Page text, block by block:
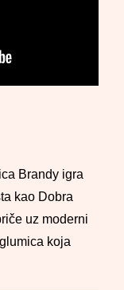
Brandy igra
kao Dobra
uz moderni
koja